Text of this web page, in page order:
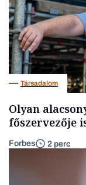
Társadalom
Olyan
főszervezője
Forbes 2 perc